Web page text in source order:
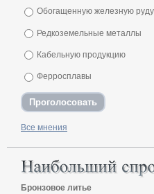
Обогащенную железную руду
Редкоземельные металлы
Кабельную продукцию
Ферросплавы
Все мнения
Бронзовое литье